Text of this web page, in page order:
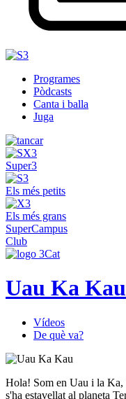
Programes
Pòdcasts
Canta i balla
Juga
Super3
Els més petits
Els més grans
SuperCampus
Club
Uau Ka Kau
Vídeos
De què va?
Hola! Som en Uau i la Ka,
s'ha estavellat al planeta